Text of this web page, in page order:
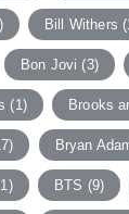
Bill Withers
Bon Jovi (3)
(1) Brooks
Bryan
BTS (9)